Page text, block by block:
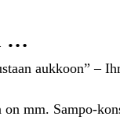
…
aukkoon” –
mm. Sampo-